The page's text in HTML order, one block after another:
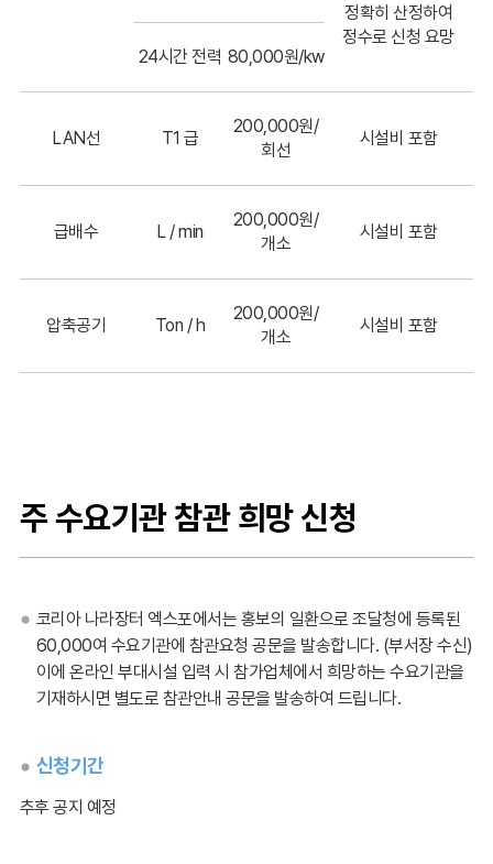
정확히 산정하여
정수로 신청 요망
24시간 전력 80,000원/kw
LAN선 T1 급
200,000원/
회선
시설비 포함
급배수 L / min
200,000원/
개소
시설비 포함
압축공기 Ton / h
200,000원/
개소
시설비 포함
주 수요기관 참관 희망 신청
코리아 나라장터 엑스포에서는 홍보의 일환으로 조달청에 등록된
60,000여 수요기관에 참관요청 공문을 발송합니다. (부서장 수신)
이에 온라인 부대시설 입력 시 참가업체에서 희망하는 수요기관을
기재하시면 별도로 참관안내 공문을 발송하여 드립니다.
신청기간
추후 공지 예정